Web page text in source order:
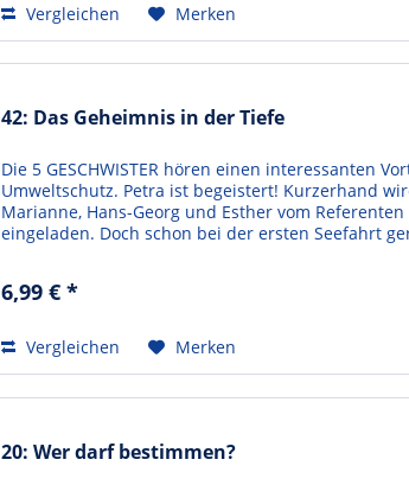
Vergleichen Merken
42: Das Geheimnis in der Tiefe
Die 5 GESCHWISTER hören einen interessanten
Umweltschutz. Petra ist begeistert! Kurzerhand
Marianne, Hans-Georg und Esther vom
eingeladen. Doch schon bei der ersten Seefahrt
6,99 € *
Vergleichen Merken
20: Wer darf bestimmen?